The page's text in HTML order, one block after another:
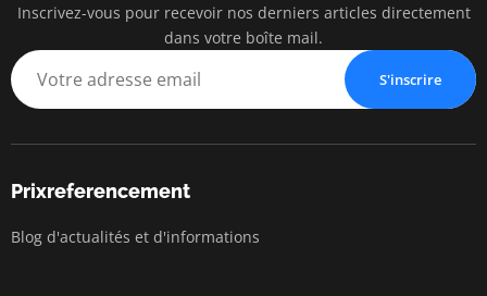
Inscrivez-vous pour recevoir nos derniers articles directement
dans votre boîte mail.
S'inscrire
Prixreferencement
Blog d'actualités et d'informations